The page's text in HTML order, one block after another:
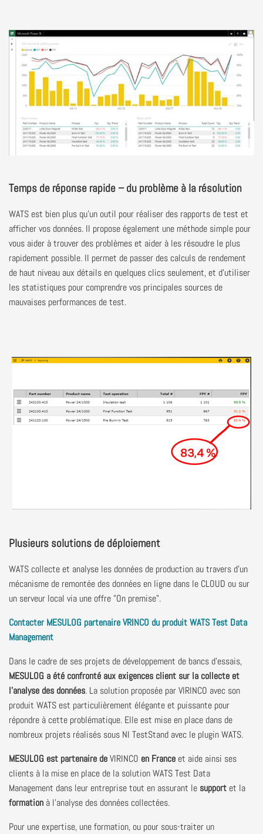
Temps de réponse rapide – du problème à la résolution
WATS est bien plus qu’un outil pour réaliser des rapports de test et
afficher vos données. Il propose également une méthode simple pour
vous aider à trouver des problèmes et aider à les résoudre le plus
rapidement possible. Il permet de passer des calculs de rendement
de haut niveau aux détails en quelques clics seulement, et d’utiliser
les statistiques pour comprendre vos principales sources de
mauvaises performances de test.
Plusieurs solutions de déploiement
WATS collecte et analyse les données de production au travers d’un
mécanisme de remontée des données en ligne dans le CLOUD ou sur
un serveur local via une offre "On premise".
Contacter MESULOG partenaire VRINCO du produit WATS Test Data
Management
Dans le cadre de ses projets de développement de bancs d'essais,
MESULOG a été confronté aux exigences client sur la collecte et
l’analyse des données. La solution proposée par VIRINCO avec son
produit WATS est particulièrement élégante et puissante pour
répondre à cette problématique. Elle est mise en place dans de
nombreux projets réalisés sous NI TestStand avec le plugin WATS.
MESULOG est partenaire deVIRINCO en France et aide ainsi ses
clients à la mise en place de la solution WATS Test Data
Management dans leur entreprise tout en assurant le support et la
formation à l'analyse des données collectées.
Pour une expertise, une formation, ou pour sous-traiter un